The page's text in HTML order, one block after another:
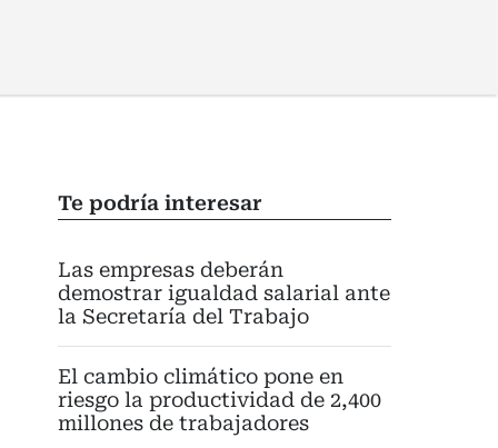
Te podría interesar
Las empresas deberán
demostrar igualdad salarial ante
la Secretaría del Trabajo
El cambio climático pone en
riesgo la productividad de 2,400
millones de trabajadores